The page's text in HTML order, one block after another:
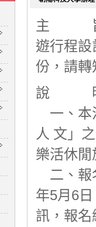
主 旨
遊行程設
份 ，請
說
一、本
人 文」
樂活休
二、報
年5月 6
訊，報